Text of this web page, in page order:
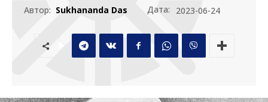
Автор: Sukhananda Das Дата: 2023-06-24